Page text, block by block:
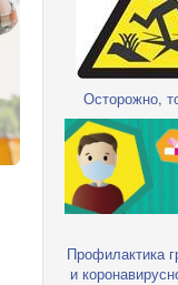
Осторожно,
Профилактика
и